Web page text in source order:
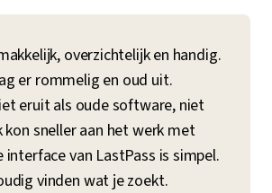
overzichtelijk en handig.
er rommelig en oud uit.
eruit als oude software, niet
kon sneller aan het werk met
interface van LastPass is simpel.
vinden wat je zoekt.